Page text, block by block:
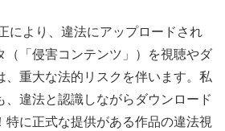
により、違法にアップロードされ
（「侵害コンテンツ」）を視聴やダ
、重大な法的リスクを伴います。私
、違法と認識しながらダウンロード
特に正式な提供がある作品の違法視